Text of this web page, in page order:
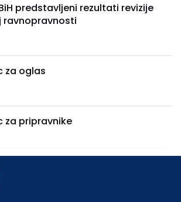
predstavljeni rezultati revizije
ravnopravnosti
za oglas
za pripravnike